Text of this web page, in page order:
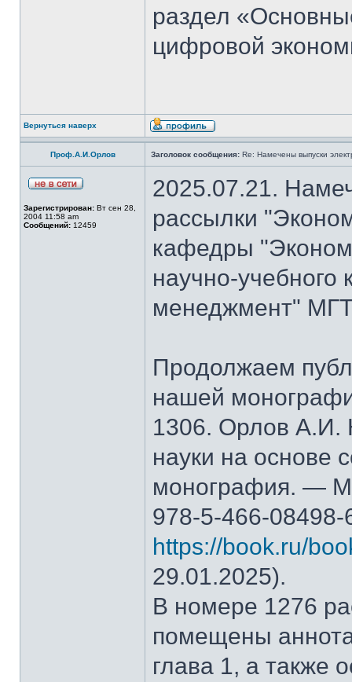
раздел
цифровой
Вернуться наверх
Проф.А.И.Орлов Заголовок сообщения: Re: Намечены выпуски
Зарегистрирован: Вт сен 28,
2004 11:58 am
Сообщений: 12459
2025.07.21.
рассылки
кафедры
научно-
менеджмент"
Продолжаем
нашей
1306. Орлов А.И.
науки на основе
монография. —
978-5-466-
https://book.ru/
29.01.2025).
В номере 1276
помещены
глава 1, а также